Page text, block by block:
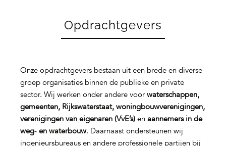
Opdrachtgevers
Onze opdrachtgevers bestaan uit een brede en diverse
groep organisaties binnen de publieke en private
sector. Wij werken onder andere voor waterschappen,
gemeenten, Rijkswaterstaat, woningbouwverenigingen,
verenigingen van eigenaren (VvE’s)en aannemers in de
weg‑ en waterbouw. Daarnaast ondersteunen wij
ingenieursbureaus en andere professionele partijen bij